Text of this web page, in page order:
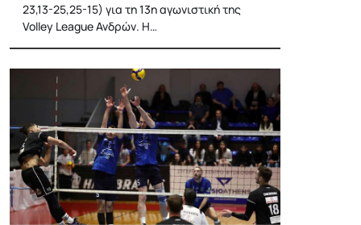
23,13-25,25-15) για τη 13η αγωνιστική της
Volley League Ανδρών. Η…